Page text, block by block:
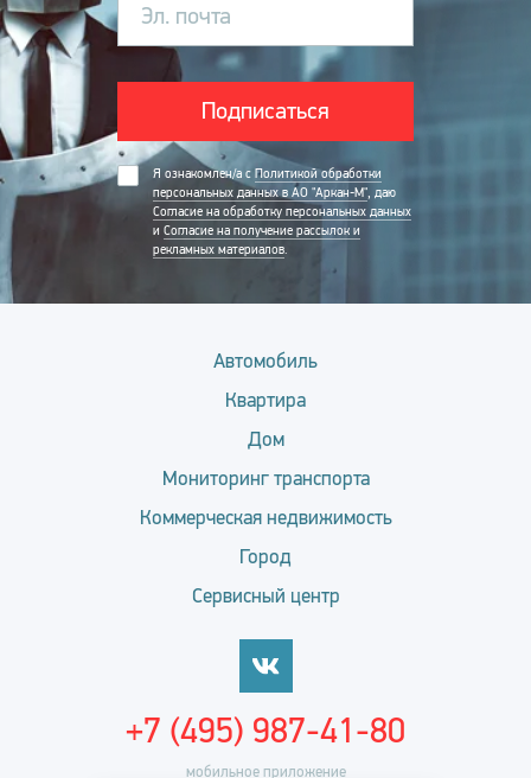
Эл. почта
Подписаться
Я ознакомлен/а с Политикой обработки
персональных данных в АО "Аркан-М", даю
Согласие на обработку персональных данных
и Согласие на получение рассылок и
рекламных материалов.
Автомобиль
Квартира
Дом
Мониторинг транспорта
Коммерческая недвижимость
Город
Сервисный центр
мобильное приложение
+7 (495) 987-41-80